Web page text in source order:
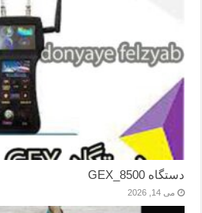
دستگاه GEX_8500
می 14, 2026